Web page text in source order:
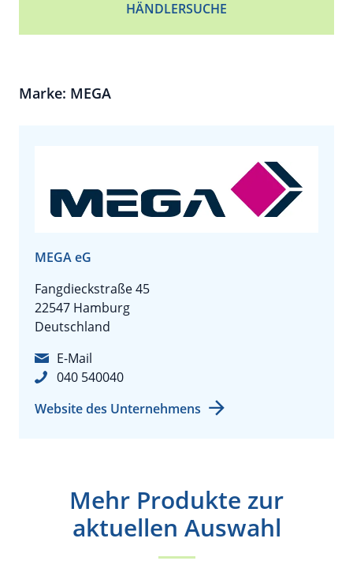
HÄNDLERSUCHE
Marke: MEGA
MEGA eG
Fangdieckstraße 45
22547 Hamburg
Deutschland
E-Mail
040 540040
Website des Unternehmens
Mehr Produkte zur
aktuellen Auswahl